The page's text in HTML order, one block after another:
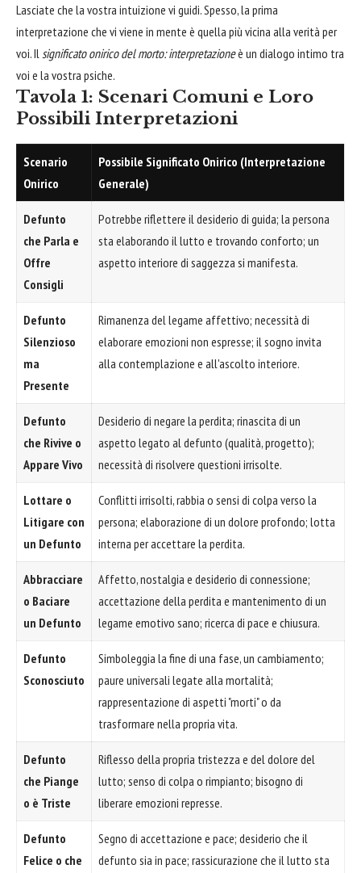
Lasciate che la vostra intuizione vi guidi. Spesso, la prima
interpretazione che vi viene in mente è quella più vicina alla verità per
voi. Il significato onirico del morto: interpretazioneè un dialogo intimo tra
voi e la vostra psiche.
Tavola 1: Scenari Comuni e Loro
Possibili Interpretazioni
Scenario
Onirico
Possibile Significato Onirico (Interpretazione
Generale)
Defunto
che Parla e
Offre
Consigli
Potrebbe riflettere il desiderio di guida; la persona
sta elaborando il lutto e trovando conforto; un
aspetto interiore di saggezza si manifesta.
Defunto
Silenzioso
ma
Presente
Rimanenza del legame affettivo; necessità di
elaborare emozioni non espresse; il sogno invita
alla contemplazione e all'ascolto interiore.
Defunto
che Rivive o
Appare Vivo
Desiderio di negare la perdita; rinascita di un
aspetto legato al defunto (qualità, progetto);
necessità di risolvere questioni irrisolte.
Lottare o
Litigare con
un Defunto
Conflitti irrisolti, rabbia o sensi di colpa verso la
persona; elaborazione di un dolore profondo; lotta
interna per accettare la perdita.
Abbracciare
o Baciare
un Defunto
Affetto, nostalgia e desiderio di connessione;
accettazione della perdita e mantenimento di un
legame emotivo sano; ricerca di pace e chiusura.
Defunto
Sconosciuto
Simboleggia la fine di una fase, un cambiamento;
paure universali legate alla mortalità;
rappresentazione di aspetti "morti" o da
trasformare nella propria vita.
Defunto
che Piange
o è Triste
Riflesso della propria tristezza e del dolore del
lutto; senso di colpa o rimpianto; bisogno di
liberare emozioni represse.
Defunto
Felice o che
Segno di accettazione e pace; desiderio che il
defunto sia in pace; rassicurazione che il lutto sta